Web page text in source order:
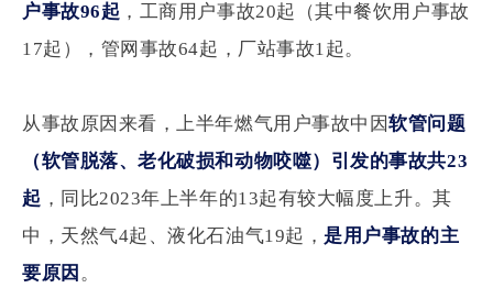
户事故96起 ，工商用户事故20起（其中餐饮用户事故
17起），管网事故64起，厂站事故1起。
从事故原因来看，上半年燃气用户事故中因软管问题
（软管脱落、老化破损和动物咬噬）引发的事故共23
起 ，同比2023年上半年的13起有较大幅度上升。其
中，天然气4起、液化石油气19起， 是用户事故的主
要原因 。